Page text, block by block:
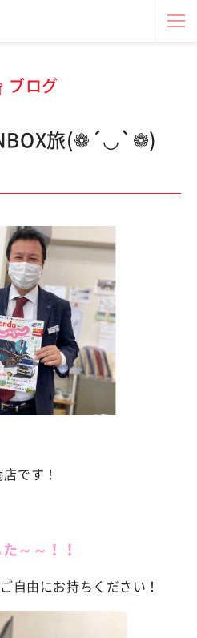
ブログ
旅(❁´◡`❁)
です！
～～！！
自由にお持ちください！